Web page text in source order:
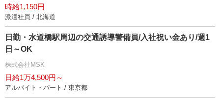
時給1,150円
派遣社員 / 北海道
日勤・水道橋駅周辺の交通誘導警備員/入社祝い金あり/週1
日～OK
株式会社MSK
日給1万4,500円～
アルバイト・パート / 東京都